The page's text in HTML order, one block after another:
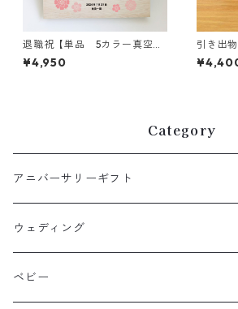
退職祝【単品 5カラー真空ス
テンレスカラータンブラー35
0】メッセージ木箱｜誕生日｜
¥4,950
引き出
ス サー
｜名入
Category
アニバーサリーギフト
ウェディング
ウェルカムボード
ベビー